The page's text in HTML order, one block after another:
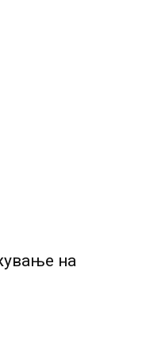
на